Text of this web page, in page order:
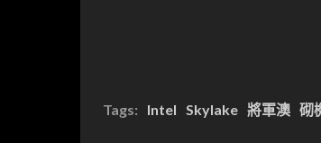
Tags: Intel Skylake 將軍澳 砌